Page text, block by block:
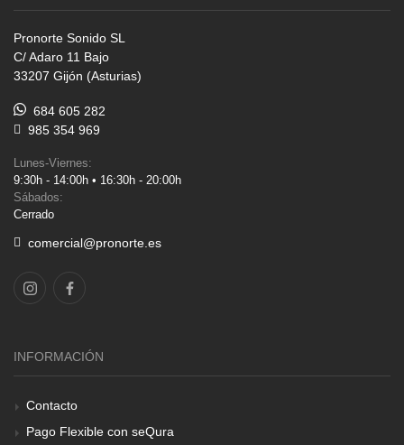
Pronorte Sonido SL
C/ Adaro 11 Bajo
33207 Gijón (Asturias)
684 605 282
985 354 969
Lunes-Viernes:
9:30h - 14:00h • 16:30h - 20:00h
Sábados:
Cerrado
comercial@pronorte.es
INFORMACIÓN
Contacto
Pago Flexible con seQura